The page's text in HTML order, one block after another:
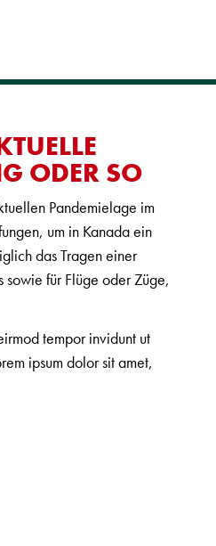
ODER SO
Pandemielage im
um in Kanada ein
das Tragen einer
für Flüge oder Züge,
tempor invidunt ut
ipsum dolor sit amet,